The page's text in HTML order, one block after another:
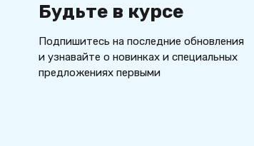
Будьте в курсе
Подпишитесь на последние обновления
и узнавайте о новинках и специальных
предложениях первыми